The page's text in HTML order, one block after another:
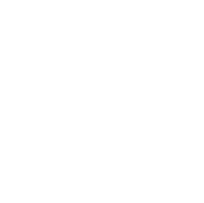
infrastruktur.
med
ventilerne fungerer